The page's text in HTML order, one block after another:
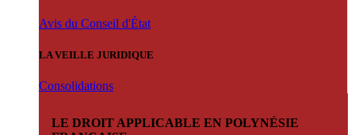
Avis du Conseil d'État
LA VEILLE JURIDIQUE
Consolidations
LE DROIT APPLICABLE EN POLYNÉSIE